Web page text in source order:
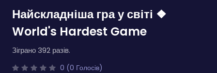
Найскладніша гра у світі ❖
World's Hardest Game
Зіграно 392 разів.
0 (0 Голосів)